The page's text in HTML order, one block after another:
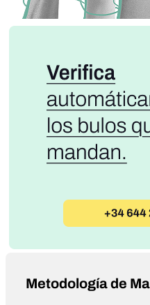
Metodología de